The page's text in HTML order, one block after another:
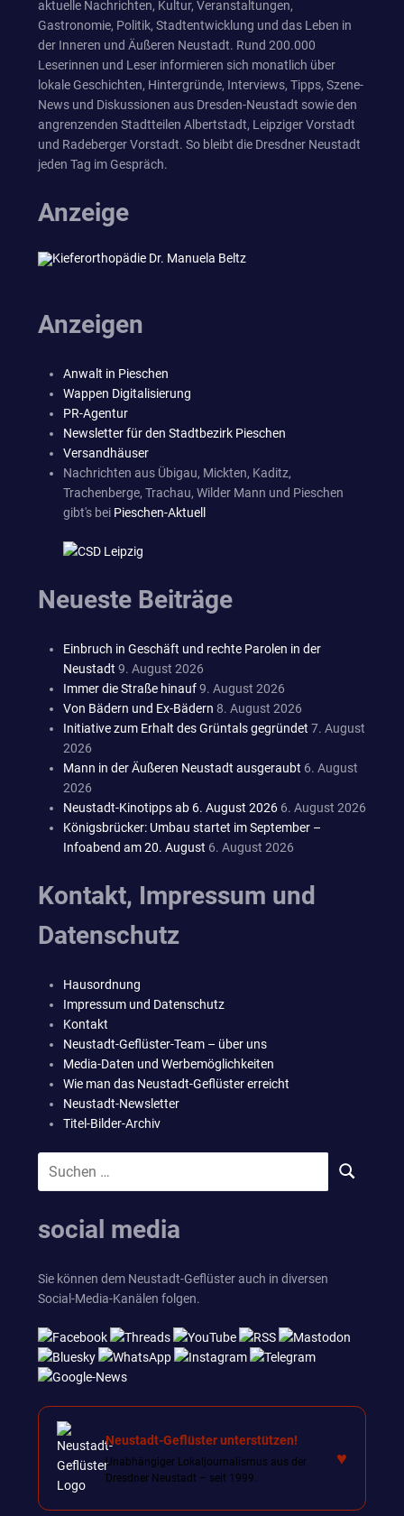
aktuelle Nachrichten, Kultur, Veranstaltungen,
Gastronomie, Politik, Stadtentwicklung und das Leben in
der Inneren und Äußeren Neustadt. Rund 200.000
Leserinnen und Leser informieren sich monatlich über
lokale Geschichten, Hintergründe, Interviews, Tipps, Szene-
News und Diskussionen aus Dresden-Neustadt sowie den
angrenzenden Stadtteilen Albertstadt, Leipziger Vorstadt
und Radeberger Vorstadt. So bleibt die Dresdner Neustadt
jeden Tag im Gespräch.
Anzeige
Anzeigen
Anwalt in Pieschen
Wappen Digitalisierung
PR-Agentur
Newsletter für den Stadtbezirk Pieschen
Versandhäuser
Nachrichten aus Übigau, Mickten, Kaditz,
Trachenberge, Trachau, Wilder Mann und Pieschen
gibt's bei Pieschen-Aktuell
Neueste Beiträge
Einbruch in Geschäft und rechte Parolen in der
Neustadt 9. August 2026
Immer die Straße hinauf9. August 2026
Von Bädern und Ex-Bädern 8. August 2026
Initiative zum Erhalt des Grüntals gegründet 7. August
2026
Mann in der Äußeren Neustadt ausgeraubt 6. August
2026
Neustadt-Kinotipps ab 6. August 2026 6. August 2026
Königsbrücker: Umbau startet im September –
Infoabend am 20. August 6. August 2026
Kontakt, Impressum und
Datenschutz
Hausordnung
Impressum und Datenschutz
Kontakt
Neustadt-Geflüster-Team – über uns
Media-Daten und Werbemöglichkeiten
Wie man das Neustadt-Geflüster erreicht
Neustadt-Newsletter
Titel-Bilder-Archiv
nach:
SUCHEN
social media
Sie können dem Neustadt-Geflüster auch in diversen
Social-Media-Kanälen folgen.
Neustadt-Geflüster unterstützen!
Unabhängiger Lokaljournalismus aus der
Dresdner Neustadt – seit 1999.
♥